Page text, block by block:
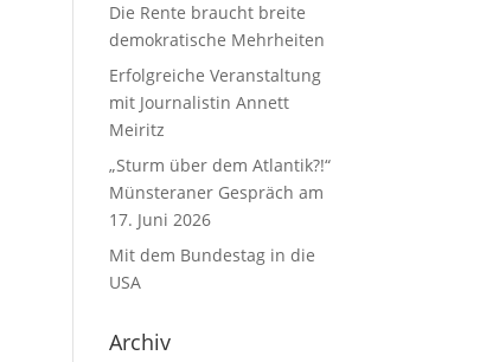
Die Rente braucht breite
demokratische Mehrheiten
Erfolgreiche Veranstaltung
mit Journalistin Annett
Meiritz
„Sturm über dem Atlantik?!“
Münsteraner Gespräch am
17. Juni 2026
Mit dem Bundestag in die
USA
Archiv